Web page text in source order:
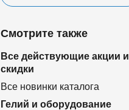
Смотрите также
Все действующие акции и
скидки
Все новинки каталога
Гелий и оборудование